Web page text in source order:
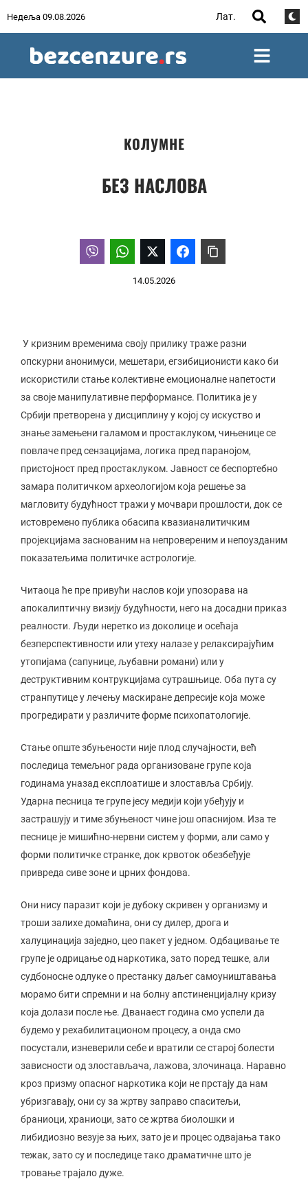
Недеља 09.08.2026 Лат.
КОЛУМНЕ
БЕЗ НАСЛОВА
14.05.2026
У кризним временима своју прилику траже разни
опскурни анонимуси, мешетари, егзибиционисти како би
искористили стање колективне емоционалне напетости
за своје манипулативне перформансе. Политика је у
Србији претворена у дисциплину у којој су искуство и
знање замењени галамом и простаклуком, чињенице се
повлаче пред сензацијама, логика пред паранојом,
пристојност пред простаклуком. Јавност се беспортебно
замара политичком археологијом која решење за
магловиту будућност тражи у мочвари прошлости, док се
истовремено публика обасипа квазианалитичким
пројекцијама заснованим на непровереним и непоузданим
показатељима политичке астрологије.
Читаоца ће пре привући наслов који упозорава на
апокалиптичну визију будућности, него на досадни приказ
реалности. Људи неретко из доколице и осећаја
безперспективности или утеху налазе у релаксирајућим
утопијама (сапунице, љубавни романи) или у
деструктивним контрукцијама сутрашњице. Оба пута су
странпутице у лечењу маскиране депресије која може
прогредирати у различите форме психопатологије.
Стање опште збуњености није плод случајности, већ
последица темељног рада организоване групе која
годинама уназад експлоатише и злоставља Србију.
Ударна песница те групе јесу медији који убеђују и
застрашују и тиме збуњеност чине још опаснијом. Иза те
песнице је мишићно-нервни систем у форми, али само у
форми политичке странке, док крвоток обезбеђује
привреда сиве зоне и црних фондова.
Они нису паразит који је дубоку скривен у организму и
троши залихе домаћина, они су дилер, дрога и
халуцинација заједно, цео пакет у једном. Одбацивање те
групе је одрицање од наркотика, зато поред тешке, али
судбоносне одлуке о престанку даљег самоуништавања
морамо бити спремни и на болну апстиненцијалну кризу
која долази после ње. Дванаест година смо успели да
будемо у рехабилитационом процесу, а онда смо
посустали, изневерили себе и вратили се старој болести
зависности од злостављача, лажова, злочинаца. Наравно
кроз призму опасног наркотика који не прстају да нам
убризгавају, они су за жртву заправо спаситељи,
браниоци, храниоци, зато се жртва биолошки и
либидиозно везује за њих, зато је и процес одвајања тако
тежак, зато су и последице тако драматичне што је
тровање трајало дуже.